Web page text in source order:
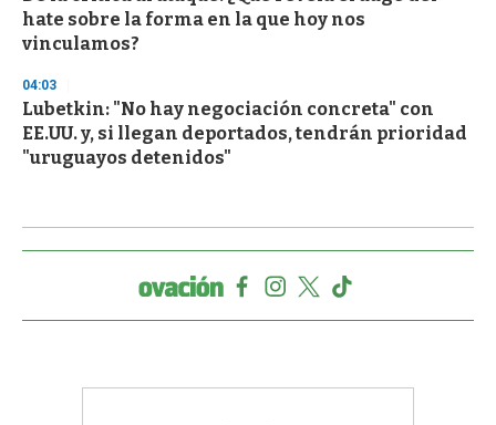
hate sobre la forma en la que hoy nos
vinculamos?
04:03
Lubetkin: "No hay negociación concreta" con
EE.UU. y, si llegan deportados, tendrán prioridad
"uruguayos detenidos"